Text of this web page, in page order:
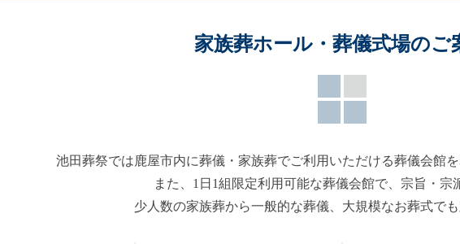
家族葬ホール・葬儀式場のご
池田葬祭では鹿屋市内に葬儀・家族葬でご利用いただける葬儀会館を
また、1日1組限定利用可能な葬儀会館で、宗旨・宗
少人数の家族葬から一般的な葬儀、大規模なお葬式でも